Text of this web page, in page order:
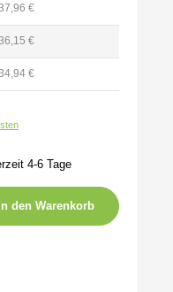
€
€
€
4-6 Tage
ein oder benutze die Schaltflächen
In den Warenkorb